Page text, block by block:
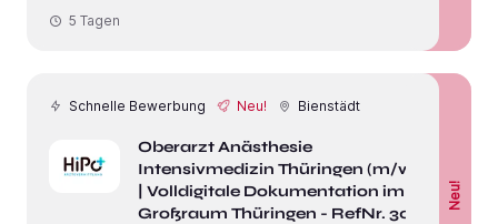
5 Tagen
Schnelle Bewerbung Neu! Bienstädt
Oberarzt Anästhesie
Intensivmedizin Thüringen (m/w/d)
| Volldigitale Dokumentation im
Großraum Thüringen - RefNr. 30680
Neu!